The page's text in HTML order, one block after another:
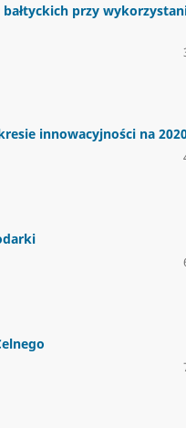
przy
innowacyjności na